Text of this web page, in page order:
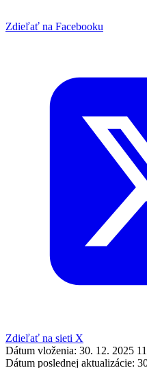
Zdieľať na Facebooku
Zdieľať na sieti X
Dátum vloženia: 30. 12. 2025
Dátum poslednej aktualizácie: